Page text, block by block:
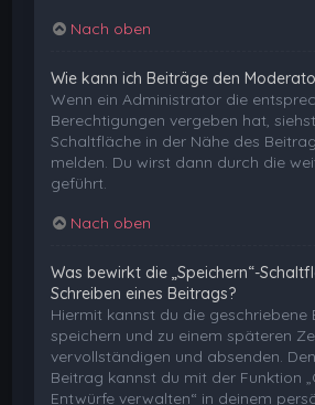
Nach oben
Wie kann ich Beiträge den
Wenn ein Administrator die
Berechtigungen vergeben hat,
Schaltfläche in der Nähe des
melden. Du wirst dann durch die
geführt.
Nach oben
Was bewirkt die „Speichern“-
Schreiben eines Beitrags?
Hiermit kannst du die geschriebene
speichern und zu einem späteren
vervollständigen und absenden.
Beitrag kannst du mit der Funktion
Entwürfe verwalten“ in deinem